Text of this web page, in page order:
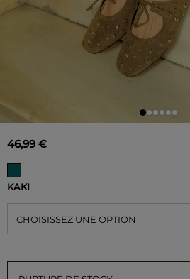
46,99 €
KAKI
CHOISISSEZ UNE OPTION